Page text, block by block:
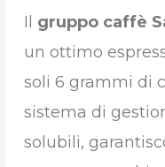
Il gruppo caffè
un ottimo
soli 6 grammi di
sistema di
solubili,